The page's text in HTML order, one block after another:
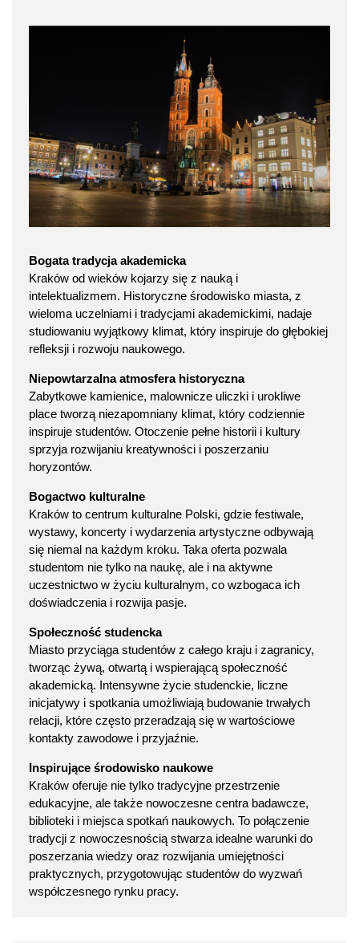
Bogata tradycja akademicka
Kraków od wieków kojarzy się z nauką i
intelektualizmem. Historyczne środowisko miasta, z
wieloma uczelniami i tradycjami akademickimi, nadaje
studiowaniu wyjątkowy klimat, który inspiruje do głębokiej
refleksji i rozwoju naukowego.
Niepowtarzalna atmosfera historyczna
Zabytkowe kamienice, malownicze uliczki i urokliwe
place tworzą niezapomniany klimat, który codziennie
inspiruje studentów. Otoczenie pełne historii i kultury
sprzyja rozwijaniu kreatywności i poszerzaniu
horyzontów.
Bogactwo kulturalne
Kraków to centrum kulturalne Polski, gdzie festiwale,
wystawy, koncerty i wydarzenia artystyczne odbywają
się niemal na każdym kroku. Taka oferta pozwala
studentom nie tylko na naukę, ale i na aktywne
uczestnictwo w życiu kulturalnym, co wzbogaca ich
doświadczenia i rozwija pasje.
Społeczność studencka
Miasto przyciąga studentów z całego kraju i zagranicy,
tworząc żywą, otwartą i wspierającą społeczność
akademicką. Intensywne życie studenckie, liczne
inicjatywy i spotkania umożliwiają budowanie trwałych
relacji, które często przeradzają się w wartościowe
kontakty zawodowe i przyjaźnie.
Inspirujące środowisko naukowe
Kraków oferuje nie tylko tradycyjne przestrzenie
edukacyjne, ale także nowoczesne centra badawcze,
biblioteki i miejsca spotkań naukowych. To połączenie
tradycji z nowoczesnością stwarza idealne warunki do
poszerzania wiedzy oraz rozwijania umiejętności
praktycznych, przygotowując studentów do wyzwań
współczesnego rynku pracy.